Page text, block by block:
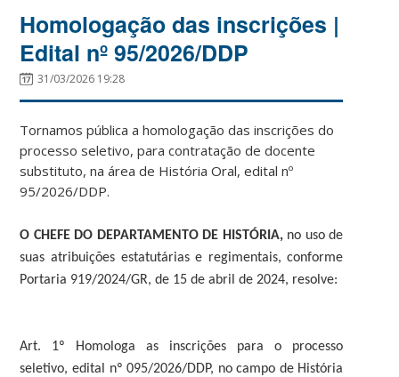
Homologação das inscrições |
Edital nº 95/2026/DDP
31/03/2026 19:28
Tornamos pública a homologação das inscrições do
processo seletivo, para contratação de docente
substituto, na área de História Oral, edital nº
95/2026/DDP.
O CHEFE DO DEPARTAMENTO DE HISTÓRIA, no uso de
suas atribuições estatutárias e regimentais, conforme
Portaria 919/2024/GR, de 15 de abril de 2024, resolve:
Art. 1º Homologa as inscrições para o processo
seletivo, edital nº 095/2026/DDP, no campo de História